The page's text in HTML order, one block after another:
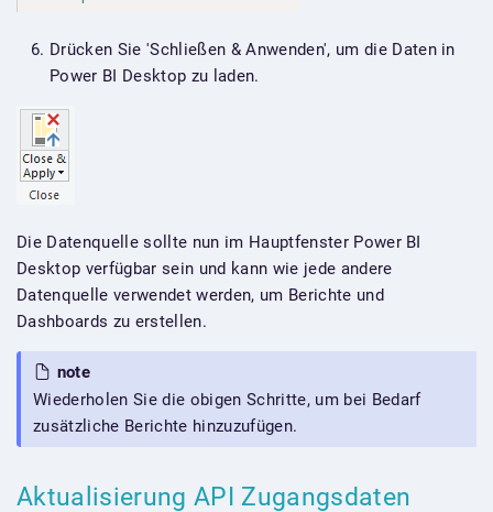
Drücken Sie 'Schließen & Anwenden', um die Daten in
Power BI Desktop zu laden.
Die Datenquelle sollte nun im Hauptfenster Power BI
Desktop verfügbar sein und kann wie jede andere
Datenquelle verwendet werden, um Berichte und
Dashboards zu erstellen.
note
Wiederholen Sie die obigen Schritte, um bei Bedarf
zusätzliche Berichte hinzuzufügen.
Aktualisierung API Zugangsdaten